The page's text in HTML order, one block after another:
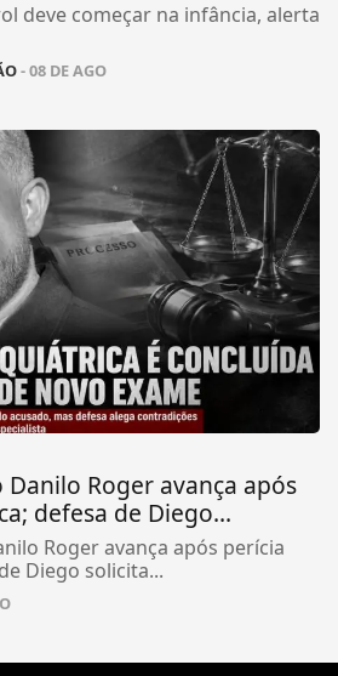
deve começar na infância, alerta
- 08 DE AGO
Danilo Roger avança após
defesa de Diego...
Roger avança após perícia
Diego solicita...